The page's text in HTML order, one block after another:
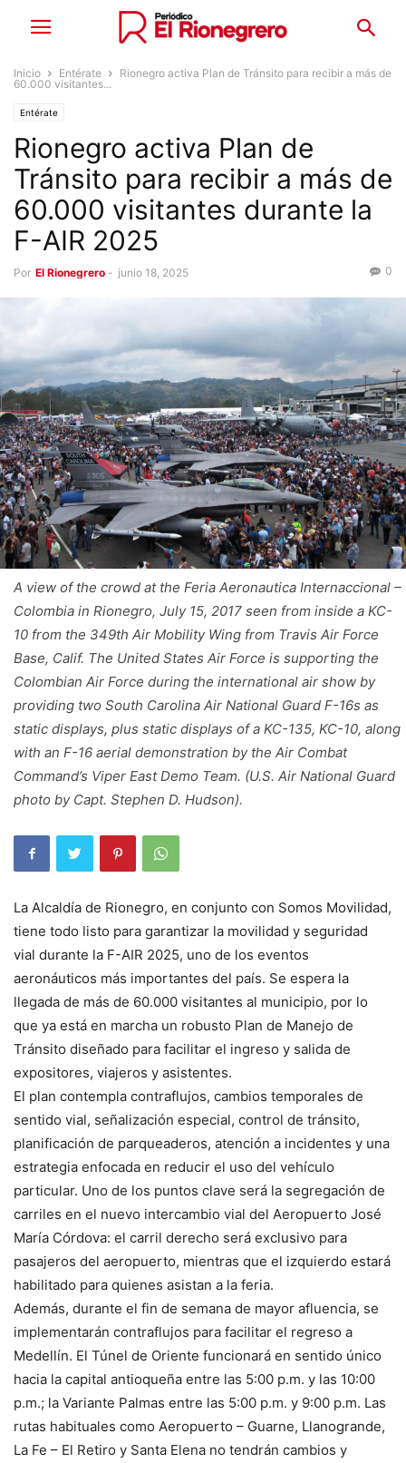
Inicio Entérate
Rionegro activa Plan de Tránsito para recibir a más de
60.000 visitantes...
Entérate
Rionegro activa Plan de
Tránsito para recibir a más de
60.000 visitantes durante la
F-AIR 2025
Por El Rionegrero - junio 18, 2025 0
A view of the crowd at the Feria Aeronautica Internaccional –
Colombia in Rionegro, July 15, 2017 seen from inside a KC-
10 from the 349th Air Mobility Wing from Travis Air Force
Base, Calif. The United States Air Force is supporting the
Colombian Air Force during the international air show by
providing two South Carolina Air National Guard F-16s as
static displays, plus static displays of a KC-135, KC-10, along
with an F-16 aerial demonstration by the Air Combat
Command’s Viper East Demo Team. (U.S. Air National Guard
photo by Capt. Stephen D. Hudson).
La Alcaldía de Rionegro, en conjunto con Somos Movilidad,
tiene todo listo para garantizar la movilidad y seguridad
vial durante la F-AIR 2025, uno de los eventos
aeronáuticos más importantes del país. Se espera la
llegada de más de 60.000 visitantes al municipio, por lo
que ya está en marcha un robusto Plan de Manejo de
Tránsito diseñado para facilitar el ingreso y salida de
expositores, viajeros y asistentes.
El plan contempla contraflujos, cambios temporales de
sentido vial, señalización especial, control de tránsito,
planificación de parqueaderos, atención a incidentes y una
estrategia enfocada en reducir el uso del vehículo
particular. Uno de los puntos clave será la segregación de
carriles en el nuevo intercambio vial del Aeropuerto José
María Córdova: el carril derecho será exclusivo para
pasajeros del aeropuerto, mientras que el izquierdo estará
habilitado para quienes asistan a la feria.
Además, durante el fin de semana de mayor afluencia, se
implementarán contraflujos para facilitar el regreso a
Medellín. El Túnel de Oriente funcionará en sentido único
hacia la capital antioqueña entre las 5:00 p.m. y las 10:00
p.m.; la Variante Palmas entre las 5:00 p.m. y 9:00 p.m. Las
rutas habituales como Aeropuerto – Guarne, Llanogrande,
La Fe – El Retiro y Santa Elena no tendrán cambios y